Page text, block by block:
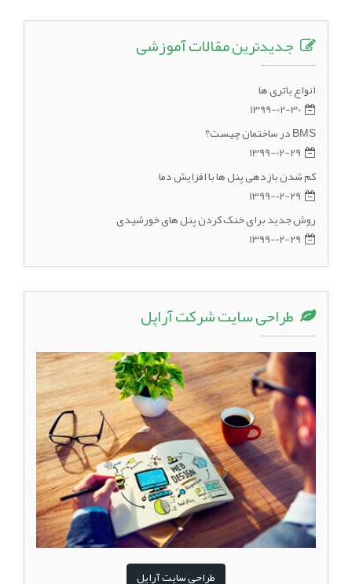
جدیدترین مقالات آموزشی
انواع باتری ها
1399-02-30
BMS در ساختمان چیست؟
1399-02-29
کم شدن بازدهی پنل ها با افزایش دما
1399-02-29
روش جدید برای خنک کردن پنل های خورشیدی
1399-02-29
طراحی سایت شرکت آراپل
طراحی سایت آراپل